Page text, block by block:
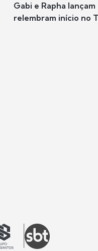
Gabi e Rapha
relembram início no